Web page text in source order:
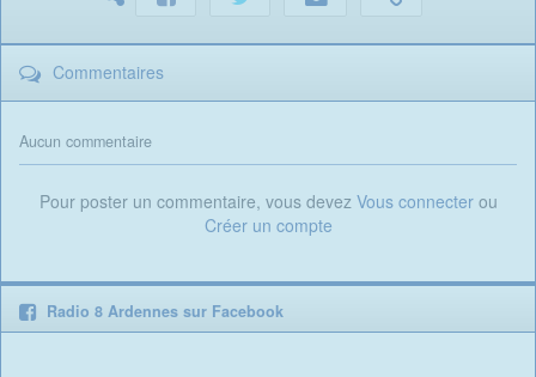
Commentaires
Aucun commentaire
Pour poster un commentaire, vous devez Vous connecterou
Créer un compte
Radio 8 Ardennes sur Facebook